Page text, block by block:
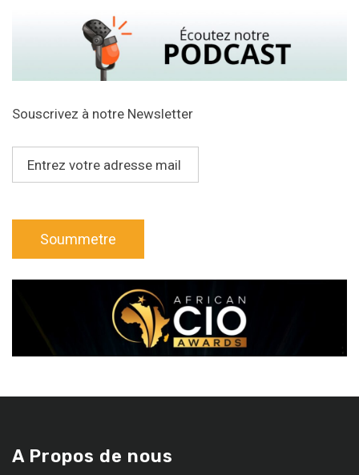
Souscrivez à notre Newsletter
A Propos de nous